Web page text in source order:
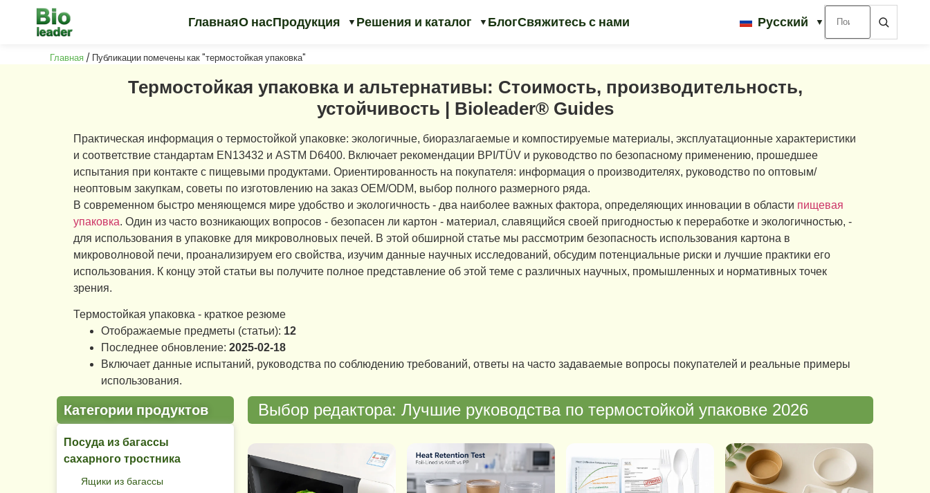
ГлавнаяО насПродукция Решения и каталог БлогСвяжитесь с нами Русский
Главная / Публикации помечены как "термостойкая упаковка"
Термостойкая упаковка и альтернативы: Стоимость, производительность,
устойчивость | Bioleader® Guides
Практическая информация о термостойкой упаковке: экологичные, биоразлагаемые и компостируемые материалы, эксплуатационные характеристики
и соответствие стандартам EN13432 и ASTM D6400. Включает рекомендации BPI/TÜV и руководство по безопасному применению, прошедшее
испытания при контакте с пищевыми продуктами. Ориентированность на покупателя: информация о производителях, руководство по оптовым/
неоптовым закупкам, советы по изготовлению на заказ OEM/ODM, выбор полного размерного ряда.
В современном быстро меняющемся мире удобство и экологичность - два наиболее важных фактора, определяющих инновации в области пищевая
упаковка. Один из часто возникающих вопросов - безопасен ли картон - материал, славящийся своей пригодностью к переработке и экологичностью, -
для использования в упаковке для микроволновых печей. В этой обширной статье мы рассмотрим безопасность использования картона в
микроволновой печи, проанализируем его свойства, изучим данные научных исследований, обсудим потенциальные риски и лучшие практики его
использования. К концу этой статьи вы получите полное представление об этой теме с различных научных, промышленных и нормативных точек
зрения.
Термостойкая упаковка - краткое резюме
Отображаемые предметы (статьи): 12
Последнее обновление: 2025-02-18
Включает данные испытаний, руководства по соблюдению требований, ответы на часто задаваемые вопросы покупателей и реальные примеры
использования.
Категории продуктов
Посуда из багассы
сахарного тростника
Ящики из багассы
Выбор редактора: Лучшие руководства по термостойкой упаковке 2026